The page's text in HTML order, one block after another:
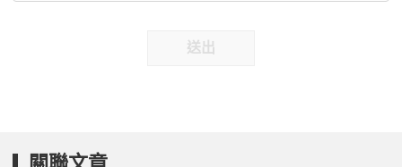
送出